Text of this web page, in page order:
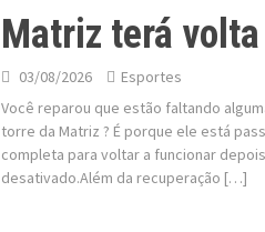
Matriz terá
03/08/2026
Esportes
Você reparou que estão faltando
torre da Matriz ? É porque ele está
completa para voltar a funcionar
desativado.Além da recuperação […]